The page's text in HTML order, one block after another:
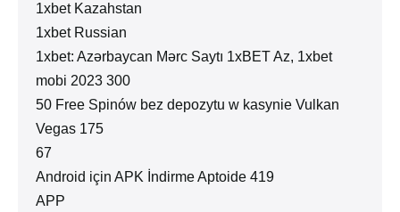
1xbet Kazahstan
1xbet Russian
1xbet: Azərbaycan Mərc Saytı 1xBET Az, 1xbet
mobi 2023 300
50 Free Spinów bez depozytu w kasynie Vulkan
Vegas 175
67
Android için APK İndirme Aptoide 419
APP